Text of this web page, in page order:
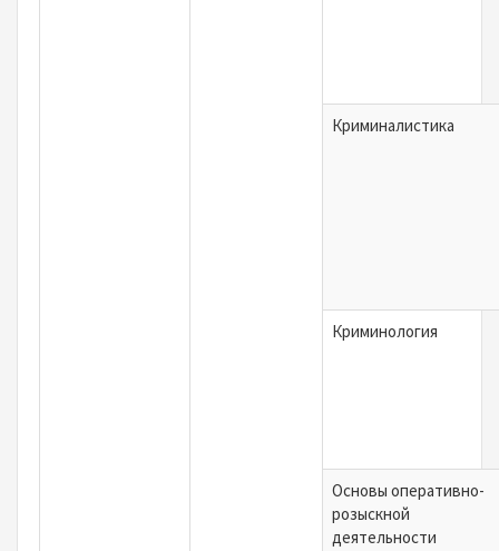
Криминалистика
Криминология
Основы оперативно-
розыскной
деятельности